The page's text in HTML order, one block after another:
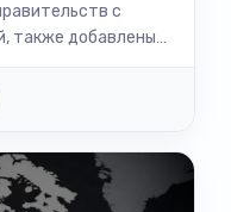
с
также добавлены